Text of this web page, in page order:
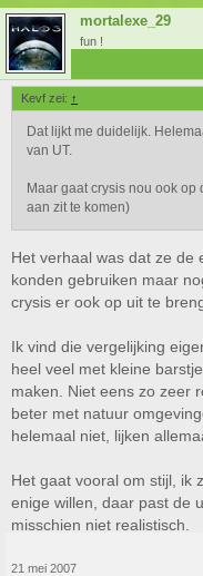
mortalexe_29
fun !
Kevf zei: ↑
Dat lijkt me duidelijk.
van UT.
Maar gaat crysis nou ook op
aan zit te komen)
Het verhaal was dat ze de
konden gebruiken maar
crysis er ook op uit te
Ik vind die vergelijking
heel veel met kleine
maken. Niet eens zo zeer
beter met natuur
helemaal niet, lijken
Het gaat vooral om stijl, ik
enige willen, daar past de
misschien niet realistisch.
21 mei 2007